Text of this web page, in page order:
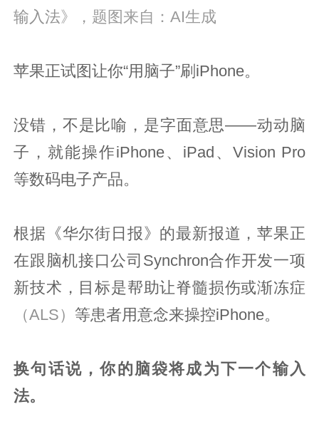
输入法》，题图来自：AI生成
苹果正试图让你“用脑子”刷iPhone。
没错，不是比喻，是字面意思——动动脑
子，就能操作iPhone、iPad、Vision Pro
等数码电子产品。
根据《华尔街日报》的最新报道，苹果正
在跟脑机接口公司Synchron合作开发一项
新技术，目标是帮助让脊髓损伤或渐冻症
（ALS） 等患者用意念来操控iPhone。
换句话说，你的脑袋将成为下一个输入
法。